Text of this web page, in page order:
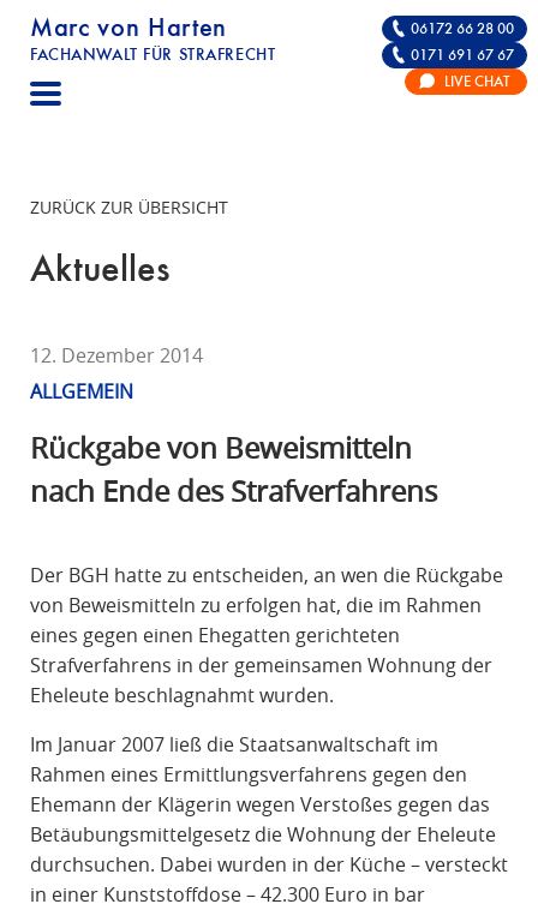
Marc von Harten
FACHANWALT FÜR STRAFRECHT
STRAFRECHT | RECHTSANWALT FÜR DIE
06172 66 28 00
0171 691 67 67
LIVE CHAT
ZURÜCK ZUR ÜBERSICHT
Aktuelles
12. Dezember 2014
ALLGEMEIN
Rückgabe von Beweismitteln
nach Ende des Strafverfahrens
Der BGH hatte zu entscheiden, an wen die Rückgabe
von Beweismitteln zu erfolgen hat, die im Rahmen
eines gegen einen Ehegatten gerichteten
Strafverfahrens in der gemeinsamen Wohnung der
Eheleute beschlagnahmt wurden.
Im Januar 2007 ließ die Staatsanwaltschaft im
Rahmen eines Ermittlungsverfahrens gegen den
Ehemann der Klägerin wegen Verstoßes gegen das
Betäubungsmittelgesetz die Wohnung der Eheleute
durchsuchen. Dabei wurden in der Küche – versteckt
in einer Kunststoffdose – 42.300 Euro in bar